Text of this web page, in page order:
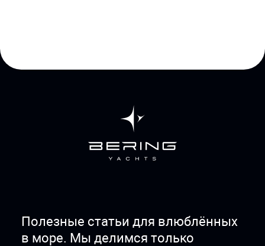
Полезные статьи для влюблённых
в море. Мы делимся только